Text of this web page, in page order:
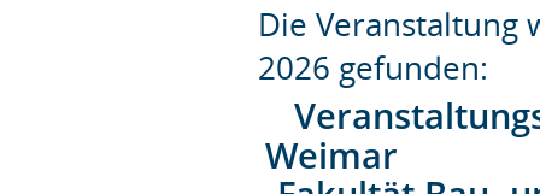
Die Veranstaltung
2026 gefunden:
Weimar